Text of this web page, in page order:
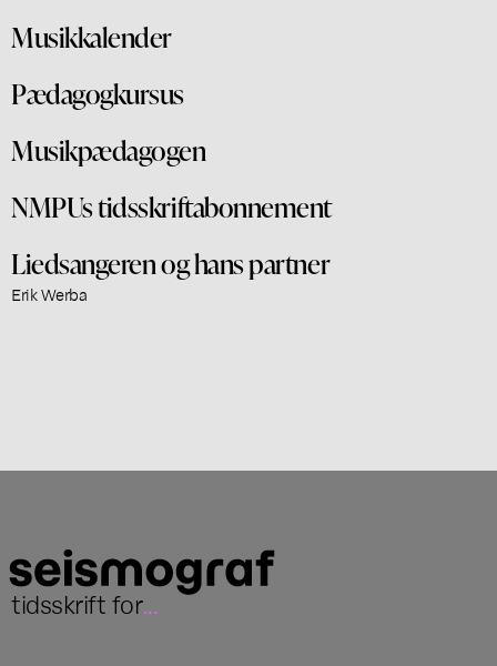
Musikkalender
Pædagogkursus
Musikpædagogen
NMPUs tidsskriftabonnement
Liedsangeren og hans partner
Erik Werba
tidsskrift for...